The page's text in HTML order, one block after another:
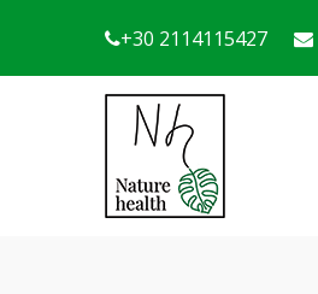
+30 2114115427